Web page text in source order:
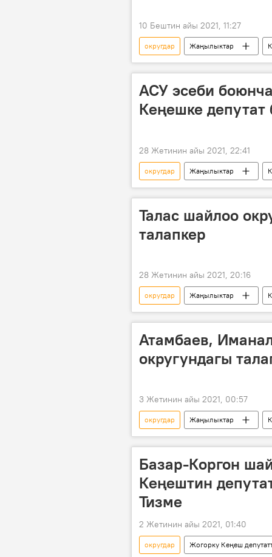
10 Бештин айы 2021, 11:27
округдар Жаңылыктар
саноо
БШК
АСУ эсеби
Кеңешке
28 Жетинин айы 2021, 22:41
округдар Жаңылыктар
Жогорку Кеңешке жаңы тартип
Талас шайлоо
талапкер
28 Жетинин айы 2021, 20:16
округдар Жаңылыктар
Атамбаев,
округундагы
3 Жетинин айы 2021, 00:57
округдар Жаңылыктар
Аламүдүн району
талапкер
Базар-Коргон
Кеңештин
Тизме
2 Жетинин айы 2021, 01:40
округдар
Жогорку Кеңеш